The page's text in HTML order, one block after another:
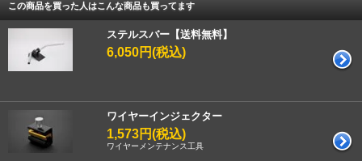
この商品を買った人はこんな商品も買ってます
ステルスバー【送料無料】
6,050円(税込)
ワイヤーインジェクター
1,573円(税込)
ワイヤーメンテナンス工具